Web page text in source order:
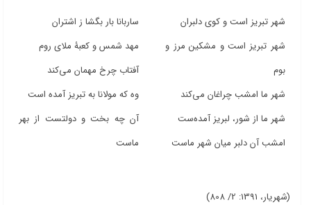
شهر تبریز است و کوی دلبران
شهر تبریز است و مشکین مرز و
بوم
شهر ما امشب چراغان می‌کند
شهر ما از شور، لبریز آمده‌ست
امشب آن دلبر میان شهر ماست
ساربانا بار بگشا ز اشتران
مهد شمس و کعبۀ ملای روم
آفتاب چرخ مهمان می‌کند
وه که مولانا به تبریز آمده است
آن چه بخت و دولتست از بهر
ماست
(شهریار، 1391: 2/ 808)